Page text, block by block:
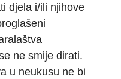
djela i/ili njihove
ne smije dirati.
u neukusu ne bi